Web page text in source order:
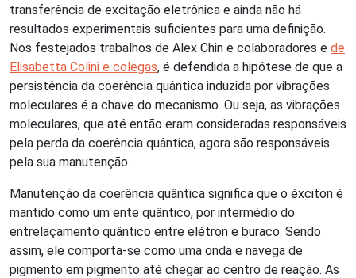
transferência de excitação eletrônica e ainda não há
resultados experimentais suficientes para uma definição.
Nos festejados trabalhos de Alex Chin e colaboradores e de
Elisabetta Colini e colegas, é defendida a hipótese de que a
persistência da coerência quântica induzida por vibrações
moleculares é a chave do mecanismo. Ou seja, as vibrações
moleculares, que até então eram consideradas responsáveis
pela perda da coerência quântica, agora são responsáveis
pela sua manutenção.
Manutenção da coerência quântica significa que o éxciton é
mantido como um ente quântico, por intermédio do
entrelaçamento quântico entre elétron e buraco. Sendo
assim, ele comporta-se como uma onda e navega de
pigmento em pigmento até chegar ao centro de reação. As